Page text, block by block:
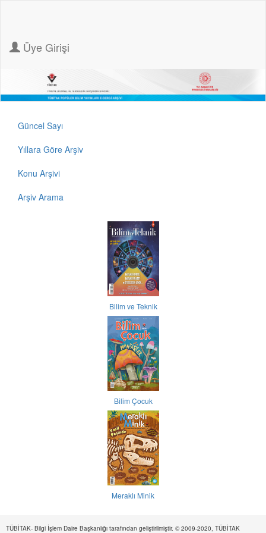
Üye Girişi
Güncel Sayı
Yıllara Göre Arşiv
Konu Arşivi
Arşiv Arama
Bilim ve Teknik
Bilim Çocuk
Meraklı Minik
TÜBİTAK- Bilgi İşlem Daire Başkanlığı tarafından geliştirilmiştir. © 2009-2020, TÜBİTAK